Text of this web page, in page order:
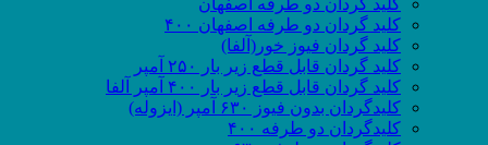
کلید گردان دو طرفه اصفهان
کلید گردان دو طرفه اصفهان ۴۰۰
کلید گردان فیوز خور(آلفا)
کلید گردان قابل قطع زیر بار ۲۵۰ آمپر
کلید گردان قابل قطع زیر بار ۴۰۰ آمپر آلفا
کلیدگردان بدون فیوز ۶۳۰ آمپر (ایزوله)
کلیدگردان دو طرفه ۴۰۰